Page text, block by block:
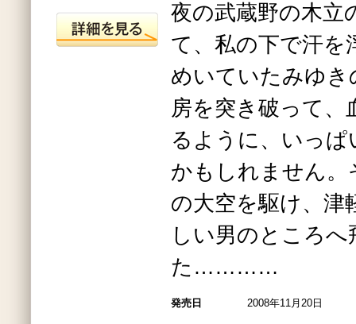
夜の武蔵野の木立
て、私の下で汗を
めいていたみゆ
房を突き破って、
るように、いっ
かもしれません
の大空を駆け、津
しい男のところ
た…………
発売日 2008年11月20日